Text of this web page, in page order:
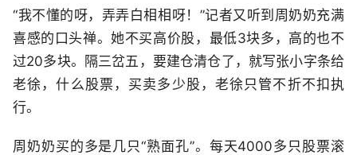
“我不懂的呀，弄弄白相相呀！”记者又听到周奶奶充满
喜感的口头禅。她不买高价股，最低3块多，高的也不
过20多块。隔三岔五，要建仓清仓了，就写张小字条给
老徐，什么股票，买卖多少股，老徐只管不折不扣执
行。
周奶奶买的多是几只“熟面孔”。每天4000多只股票滚